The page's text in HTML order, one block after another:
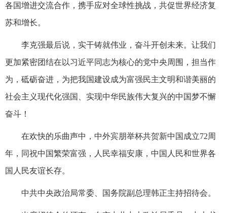
各国增进交流合作，携手应对全球性挑战，共促世界经济复
苏和增长。
李克强最后说，实干铸就伟业，奋斗开创未来。让我们
更加紧密团结在以习近平同志为核心的党中央周围，担当作
为，砥砺奋进，为把我国建设成为富强民主文明和谐美丽的
社会主义现代化强国、实现中华民族伟大复兴的中国梦不懈
奋斗！
在欢快的乐曲声中，中外宾朋举杯共贺新中国成立72周
年，同祝中国繁荣富强，人民幸福安康，中国人民和世界各
国人民友谊长存。
中共中央政治局常委、国务院副总理韩正主持招待会。